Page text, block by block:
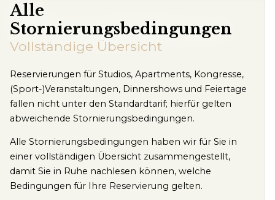
Alle
Stornierungsbedingungen
Vollständige Übersicht
Reservierungen für Studios, Apartments, Kongresse,
(Sport-)Veranstaltungen, Dinnershows und Feiertage
fallen nicht unter den Standardtarif; hierfür gelten
abweichende Stornierungsbedingungen.
Alle Stornierungsbedingungen haben wir für Sie in
einer vollständigen Übersicht zusammengestellt,
damit Sie in Ruhe nachlesen können, welche
Bedingungen für Ihre Reservierung gelten.